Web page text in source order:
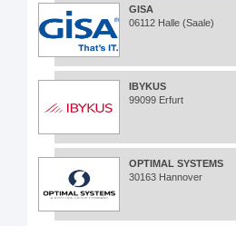
GISA
06112 Halle (Saale)
IBYKUS
99099 Erfurt
OPTIMAL SYSTEMS
30163 Hannover